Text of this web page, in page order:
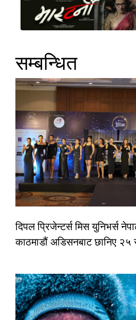
सम्बन्धित
दिपल प्रिजेन्टर्स मिस युनिभर्स
काठमाडौं अडिसनबाट छानिए २५